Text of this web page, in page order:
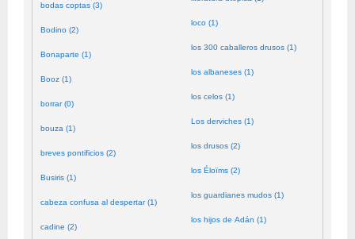
bodas coptas (3)
Bodino (2)
Bonaparte (1)
Booz (1)
borrar (0)
bouza (1)
breves pontificios (2)
Busiris (1)
cabeza confusa al despertar (1)
cadine (2)
loco (1)
los 300 caballeros drusos (1)
los albaneses (1)
los celos (1)
Los derviches (1)
los drusos (2)
los Éloïms (2)
los guardianes mudos (1)
los hijos de Adán (1)